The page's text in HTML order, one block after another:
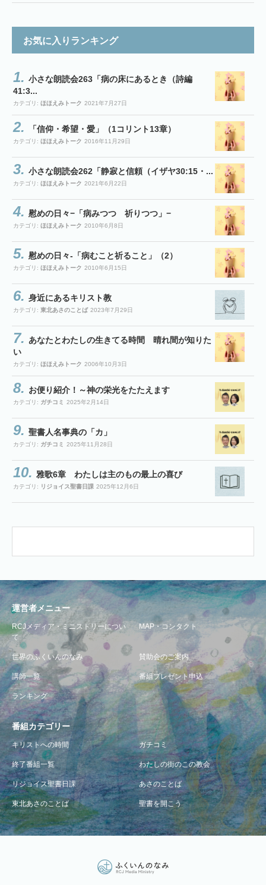
お気に入りランキング
小さな朗読会263「病の床にあるとき（詩編
41:3...
カテゴリ: ほほえみトーク 2021年7月27日
「信仰・希望・愛」（1コリント13章）
カテゴリ: ほほえみトーク 2016年11月29日
小さな朗読会262「静寂と信頼（イザヤ30:15・...
カテゴリ: ほほえみトーク 2021年6月22日
慰めの日々−「病みつつ 祈りつつ」−
カテゴリ: ほほえみトーク 2010年6月8日
慰めの日々-「病むこと祈ること」（2）
カテゴリ: ほほえみトーク 2010年6月15日
身近にあるキリスト教
カテゴリ: 東北あさのことば 2023年7月29日
あなたとわたしの生きてる時間 晴れ間が知りた
い
カテゴリ: ほほえみトーク 2006年10月3日
お便り紹介！～神の栄光をたたえます
カテゴリ: ガチコミ 2025年2月14日
聖書人名事典の「カ」
カテゴリ: ガチコミ 2025年11月28日
雅歌6章 わたしは主のもの最上の喜び
カテゴリ: リジョイス聖書日課 2025年12月6日
運営者メニュー
RCJメディア・ミニストリーについ
て
MAP・コンタクト
世界のふくいんのなみ 賛助会のご案内
講師一覧 番組プレゼント申込
ランキング
番組カテゴリー
キリストへの時間 ガチコミ
終了番組一覧 わたしの街のこの教会
リジョイス聖書日課 あさのことば
東北あさのことば 聖書を開こう